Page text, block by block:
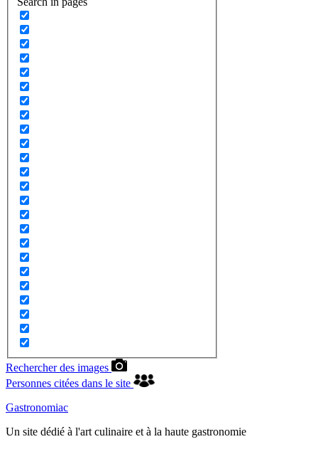
Rechercher des images
Personnes citées dans le site
Gastronomiac
Un site dédié à l'art culinaire et à la haute gastronomie